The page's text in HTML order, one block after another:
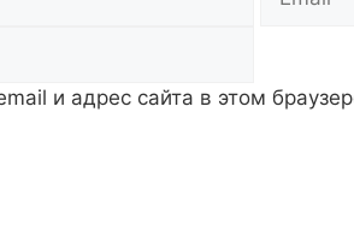
и адрес сайта в этом